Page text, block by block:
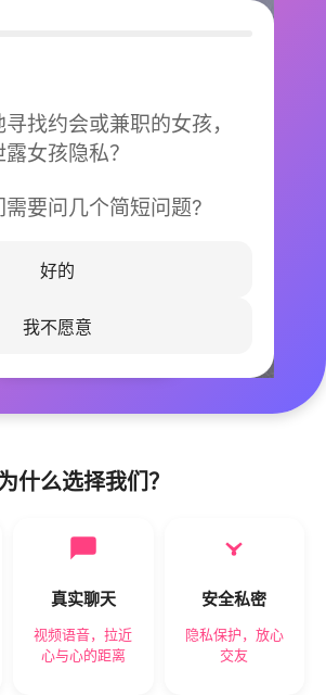
找约会或兼职的女孩，
女孩隐私？
要问几个简短问题?
好的
我不愿意
晚不再孤单
速匹配，马上认识身边的TA
立即下载
什么选择我们？
真实聊天
视频语音，拉近
心与心的距离
安全私密
隐私保护，放心
交友